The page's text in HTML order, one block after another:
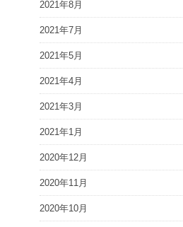
2021年8月
2021年7月
2021年5月
2021年4月
2021年3月
2021年1月
2020年12月
2020年11月
2020年10月